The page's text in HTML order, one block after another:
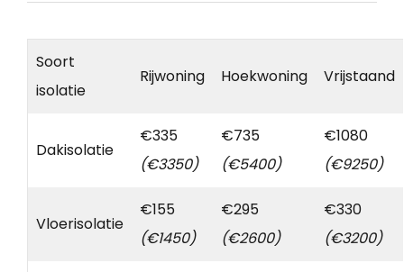
Soort
isolatie
Rijwoning Hoekwoning Vrijstaand
Dakisolatie
€335
(€3350)
€735
(€5400)
€1080
(€9250)
Vloerisolatie
€155
(€1450)
€295
(€2600)
€330
(€3200)